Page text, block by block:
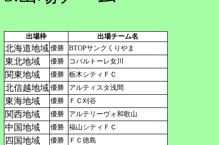
出場枠 出場チーム名
北海道地域 優勝 BTOPサンクくりやま
東北地域 優勝 コバルトーレ女川
関東地域 優勝 栃木シティＦＣ
北信越地域 優勝 アルティスタ浅間
東海地域 優勝 ＦＣ刈谷
関西地域 優勝 アルテリーヴォ和歌山
中国地域 優勝 福山シティＦＣ
四国地域 優勝 ＦＣ徳島